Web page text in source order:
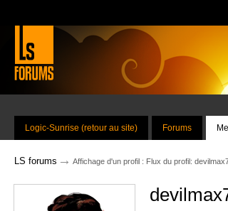
Logic-Sunrise (retour au site) Forums
LS forums → Affichage d'un profil : Flux du profil: